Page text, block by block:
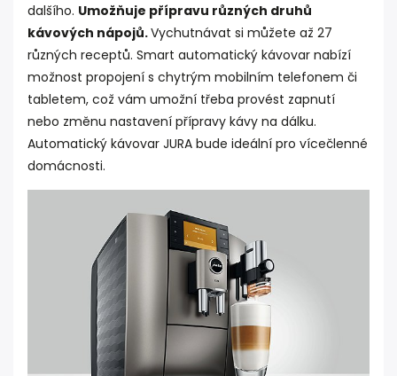
dalšího. Umožňuje přípravu různých druhů
kávových nápojů.Vychutnávat si můžete až 27
různých receptů. Smart automatický kávovar nabízí
možnost propojení s chytrým mobilním telefonem či
tabletem, což vám umožní třeba provést zapnutí
nebo změnu nastavení přípravy kávy na dálku.
Automatický kávovar JURA bude ideální pro vícečlenné
domácnosti.